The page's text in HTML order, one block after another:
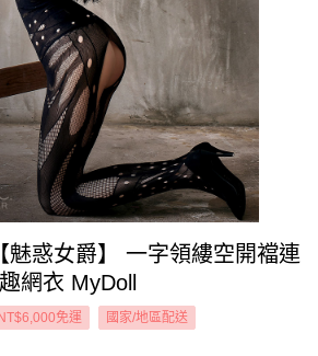
魅惑女爵】 一字領縷空開襠連
網衣 MyDoll
免運 國家/地區配送